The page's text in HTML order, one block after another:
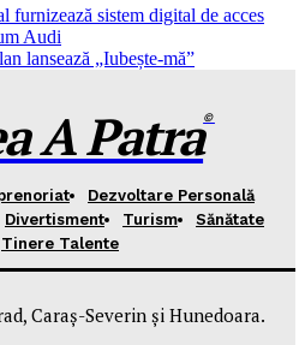
furnizează sistem digital de acces
Audi
lansează „Iubește-mă”
A Patra©
Dezvoltare Personală
Divertisment Turism
Sănătate
Tinere Talente
Caraș-Severin și Hunedoara.